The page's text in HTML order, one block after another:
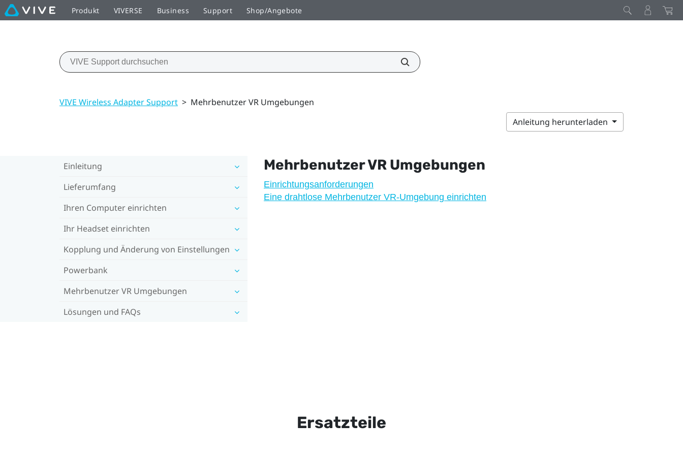
Produkt VIVERSE Business Support Shop/Angebote
VIVE Wireless Adapter Support > Mehrbenutzer VR Umgebungen
Anleitung herunterladen
Einleitung
Lieferumfang
Ihren Computer einrichten
Ihr Headset einrichten
Kopplung und Änderung von Einstellungen
Powerbank
Mehrbenutzer VR Umgebungen
Lösungen und FAQs
Mehrbenutzer VR Umgebungen
Einrichtungsanforderungen
Eine drahtlose Mehrbenutzer VR-Umgebung einrichten
Ersatzteile